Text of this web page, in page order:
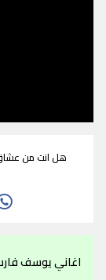
هل انت من
اغاني يوسف